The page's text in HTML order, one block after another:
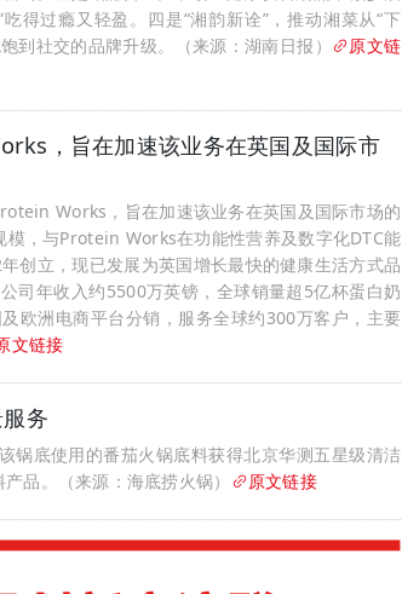
得过瘾又轻盈。四是“湘韵新诠”，推动湘菜从“下
到社交的品牌升级。（来源：湖南日报）
原文链
，旨在加速该业务在英国及国际市
Works，旨在加速该业务在英国及国际市场的
，与Protein Works在功能性营养及数字化DTC能
立，现已发展为英国增长最快的健康生活方式品
司年收入约5500万英镑，全球销量超5亿杯蛋白奶
欧洲电商平台分销，服务全球约300万客户，主要
文链接
务
锅底使用的番茄火锅底料获得北京华测五星级清洁
品。（来源：海底捞火锅）
原文链接